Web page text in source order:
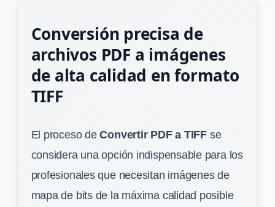
Conversión precisa de
archivos PDF a imágenes
de alta calidad en formato
TIFF
El proceso deConvertir PDF a TIFFse
considera una opción indispensable para los
profesionales que necesitan imágenes de
mapa de bits de la máxima calidad posible